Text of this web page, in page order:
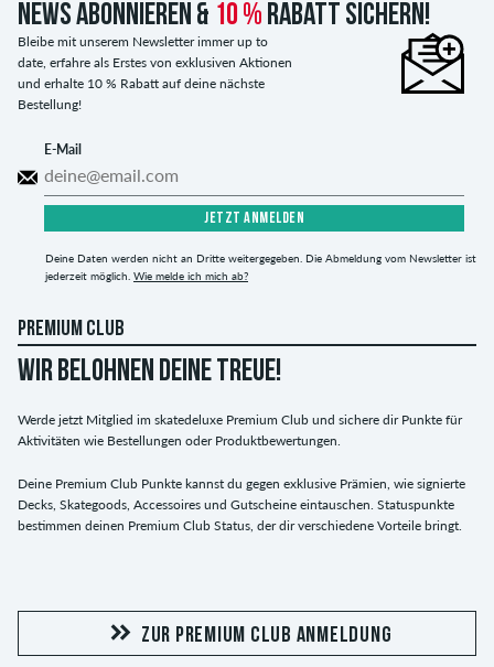
News abonnieren & 10 % Rabatt sichern!
Bleibe mit unserem Newsletter immer up to
date, erfahre als Erstes von exklusiven Aktionen
und erhalte 10 % Rabatt auf deine nächste
Bestellung!
E-Mail
JETZT ANMELDEN
Deine Daten werden nicht an Dritte weitergegeben. Die Abmeldung vom Newsletter ist
jederzeit möglich. Wie melde ich mich ab?
PREMIUM CLUB
WIR BELOHNEN DEINE TREUE!
Werde jetzt Mitglied im skatedeluxe Premium Club und sichere dir Punkte für
Aktivitäten wie Bestellungen oder Produktbewertungen.
Deine Premium Club Punkte kannst du gegen exklusive Prämien, wie signierte
Decks, Skategoods, Accessoires und Gutscheine eintauschen. Statuspunkte
bestimmen deinen Premium Club Status, der dir verschiedene Vorteile bringt.
ZUR PREMIUM CLUB ANMELDUNG